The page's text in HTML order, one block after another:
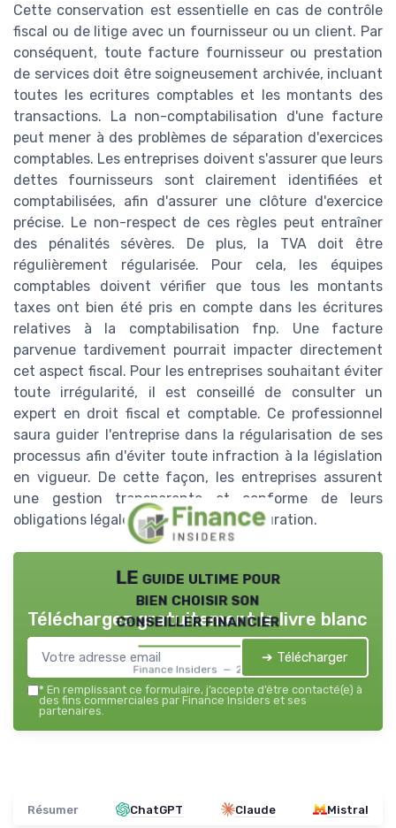
Cette conservation est essentielle en cas de contrôle
fiscal ou de litige avec un fournisseur ou un client. Par
conséquent, toute facture fournisseur ou prestation
de services doit être soigneusement archivée, incluant
toutes les ecritures comptables et les montants des
transactions. La non-comptabilisation d'une facture
peut mener à des problèmes de séparation d'exercices
comptables. Les entreprises doivent s'assurer que leurs
dettes fournisseurs sont clairement identifiées et
comptabilisées, afin d'assurer une clôture d'exercice
précise. Le non-respect de ces règles peut entraîner
des pénalités sévères. De plus, la TVA doit être
régulièrement régularisée. Pour cela, les équipes
comptables doivent vérifier que tous les montants
taxes ont bien été pris en compte dans les écritures
relatives à la comptabilisation fnp. Une facture
parvenue tardivement pourrait impacter directement
cet aspect fiscal. Pour les entreprises souhaitant éviter
toute irrégularité, il est conseillé de consulter un
expert en droit fiscal et comptable. Ce professionnel
saura guider l'entreprise dans la régularisation de ses
processus afin d'éviter toute infraction à la législation
en vigueur. De cette façon, les entreprises assurent
une gestion transparente et conforme de leurs
obligations légales en matière de facturation.
LE guide ultime pour
bien choisir son
conseiller financier
Finance Insiders — 2026
Téléchargez gratuitement le livre blanc
➔ Télécharger
* En remplissant ce formulaire, j’accepte d’être contacté(e) à
des fins commerciales par Finance Insiders et ses
partenaires.
Résumer ChatGPT Claude Mistral